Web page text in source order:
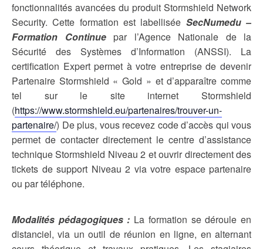
fonctionnalités avancées du produit Stormshield Network
Security. Cette formation est labellisée SecNumedu –
Formation Continuepar l’Agence Nationale de la
Sécurité des Systèmes d’Information (ANSSI). La
certification Expert permet à votre entreprise de devenir
Partenaire Stormshield « Gold » et d’apparaître comme
tel sur le site internet Stormshield
(https://www.stormshield.eu/partenaires/trouver-un-
partenaire/) De plus, vous recevez code d’accès qui vous
permet de contacter directement le centre d’assistance
technique Stormshield Niveau 2 et ouvrir directement des
tickets de support Niveau 2 via votre espace partenaire
ou par téléphone.
Modalités pédagogiques : La formation se déroule en
distanciel, via un outil de réunion en ligne, en alternant